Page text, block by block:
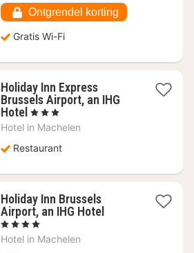
€
58,17
Ontgrendel korting
Gratis Wi-Fi
Holiday Inn Express
Brussels Airport, an IHG
Hotel 1
nacht
€
, 3 Sterren
Hotel in Machelen
Restaurant
Holiday Inn Brussels
Airport, an IHG Hotel1
, 4 Sterren
Hotel in Machelen